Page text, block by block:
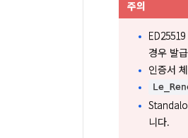
주의
경우 발
인증서
니다.